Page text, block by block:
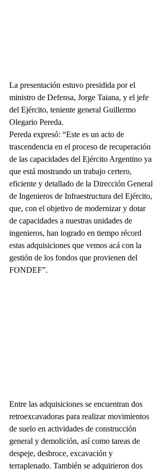
La presentación estuvo presidida por el
ministro de Defensa, Jorge Taiana, y el jefe
del Ejército, teniente general Guillermo
Olegario Pereda.
Pereda expresó: “Este es un acto de
trascendencia en el proceso de recuperación
de las capacidades del Ejército Argentino ya
que está mostrando un trabajo certero,
eficiente y detallado de la Dirección General
de Ingenieros de Infraestructura del Ejército,
que, con el objetivo de modernizar y dotar
de capacidades a nuestras unidades de
ingenieros, han logrado en tiempo récord
estas adquisiciones que vemos acá con la
gestión de los fondos que provienen del
FONDEF”.
Entre las adquisiciones se encuentran dos
retroexcavadoras para realizar movimientos
de suelo en actividades de construcción
general y demolición, así como tareas de
despeje, desbroce, excavación y
terraplenado. También se adquirieron dos